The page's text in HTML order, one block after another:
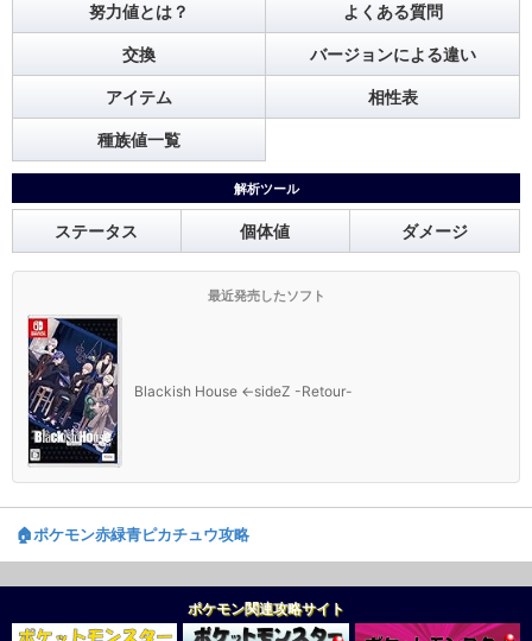
努力値とは？ よくある質問
交換 バージョンによる違い
アイテム 相性表
種族値一覧
解析ツール
ステータス 個体値 ダメージ
最近発売したソフト
Blackish House ←sideZ -Retour-
🏠️ポケモン赤緑青ピカチュウ攻略
ポケモン関連攻略サイト